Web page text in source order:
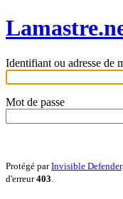
Identifiant ou adresse de
Mot de passe
Protégé parInvisible Defender.
d'erreur403